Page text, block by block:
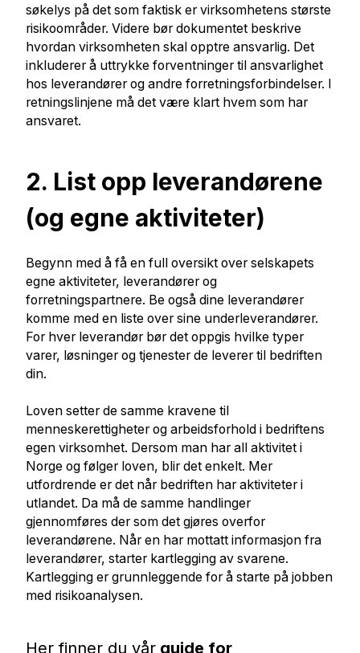
søkelys på det som faktisk er virksomhetens største
risikoområder. Videre bør dokumentet beskrive
hvordan virksomheten skal opptre ansvarlig. Det
inkluderer å uttrykke forventninger til ansvarlighet
hos leverandører og andre forretningsforbindelser. I
retningslinjene må det være klart hvem som har
ansvaret.
2. List opp leverandørene
(og egne aktiviteter)
Begynn med å få en full oversikt over selskapets
egne aktiviteter, leverandører og
forretningspartnere. Be også dine leverandører
komme med en liste over sine underleverandører.
For hver leverandør bør det oppgis hvilke typer
varer, løsninger og tjenester de leverer til bedriften
din.
Loven setter de samme kravene til
menneskerettigheter og arbeidsforhold i bedriftens
egen virksomhet. Dersom man har all aktivitet i
Norge og følger loven, blir det enkelt. Mer
utfordrende er det når bedriften har aktiviteter i
utlandet. Da må de samme handlinger
gjennomføres der som det gjøres overfor
leverandørene. Når en har mottatt informasjon fra
leverandører, starter kartlegging av svarene.
Kartlegging er grunnleggende for å starte på jobben
med risikoanalysen.
Her finner du vår guide for